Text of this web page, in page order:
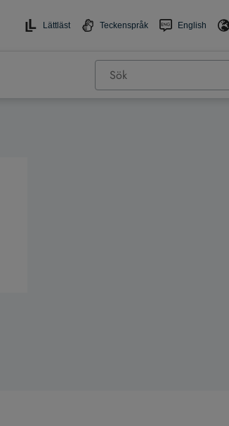
Lättläst Teckenspråk English